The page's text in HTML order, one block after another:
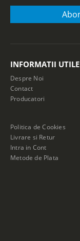
INFORMATII UTILE
Despre Noi
Contact
Producatori
Politica de Cookies
Livrare si Retur
Intra in Cont
Metode de Plata